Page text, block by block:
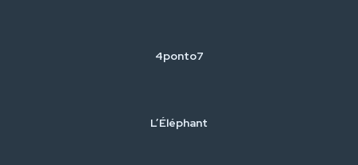
4ponto7
L’Éléphant